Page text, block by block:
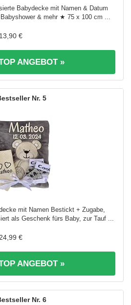
Babydecke mit Namen & Datum
& mehr ★ 75 x 100 cm ...
13,90 €
ANGEBOT »
5
mit Namen Bestickt + Zugabe,
als Geschenk fürs Baby, zur Tauf ...
24,99 €
ANGEBOT »
6